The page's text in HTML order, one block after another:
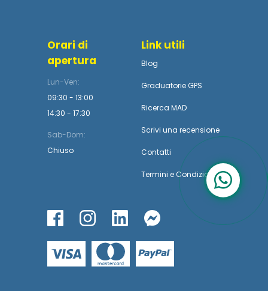
Orari di
apertura
Lun-Ven:
09:30 - 13:00
14:30 - 17:30
Sab-Dom:
Chiuso
Link utili
Blog
Graduatorie GPS
Ricerca MAD
Scrivi una recensione
Contatti
Termini e Condizioni